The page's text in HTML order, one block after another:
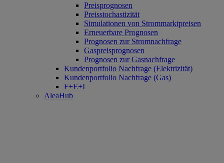
Preisprognosen
Preisstochastizität
Simulationen von Strommarktpreisen
Erneuerbare Prognosen
Prognosen zur Stromnachfrage
Gaspreisprognosen
Prognosen zur Gasnachfrage
Kundenportfolio Nachfrage (Elektrizität)
Kundenportfolio Nachfrage (Gas)
F+E+I
AleaHub